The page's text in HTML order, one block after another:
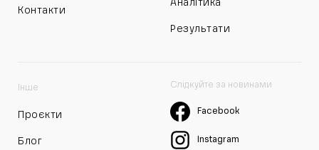
Контакти
Аналітика
Результати
Інше
Проєкти
Блог
Слідкуйте за новинами
Facebook
Instagram